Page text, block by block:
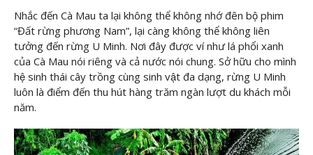
Nhắc đến Cà Mau ta lại không thể không nhớ đên bộ phim
“Đất rừng phương Nam”, lại càng không thể không liên
tưởng đến rừng U Minh. Nơi đây được ví như lá phổi xanh
của Cà Mau nói riêng và cả nước nói chung. Sở hữu cho mình
hệ sinh thái cây trồng cùng sinh vật đa dạng, rừng U Minh
luôn là điểm đến thu hút hàng trăm ngàn lượt du khách mỗi
năm.